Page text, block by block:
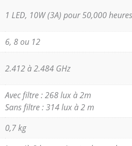
1 LED, 10W (3A) pour 50,000
6, 8 ou 12
2.412 à 2.484 GHz
Avec filtre : 268 lux à 2m
Sans filtre : 314 lux à 2 m
0,7 kg